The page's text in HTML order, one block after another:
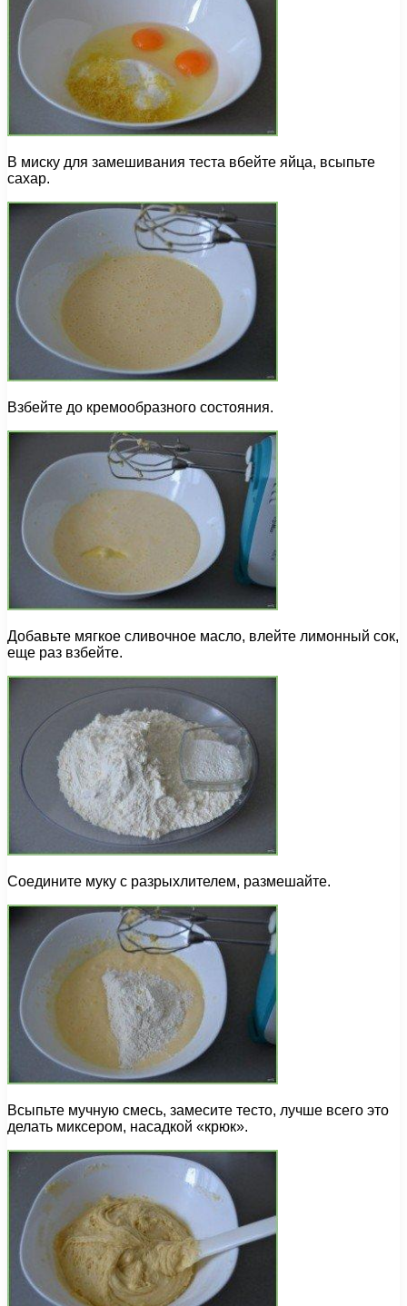
В миску для замешивания теста вбейте яйца, всыпьте
сахар.
Взбейте до кремообразного состояния.
Добавьте мягкое сливочное масло, влейте лимонный сок,
еще раз взбейте.
Соедините муку с разрыхлителем, размешайте.
Всыпьте мучную смесь, замесите тесто, лучше всего это
делать миксером, насадкой «крюк».